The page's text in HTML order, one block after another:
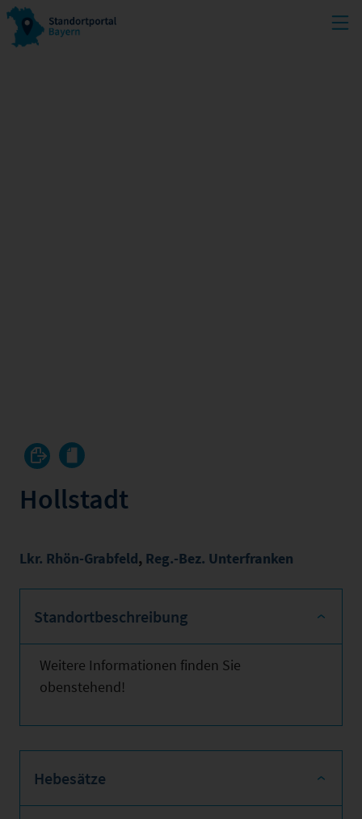
Hollstadt
Lkr. Rhön-Grabfeld, Reg.-Bez. Unterfranken
Standortbeschreibung
Weitere Informationen finden Sie
obenstehend!
Hebesätze